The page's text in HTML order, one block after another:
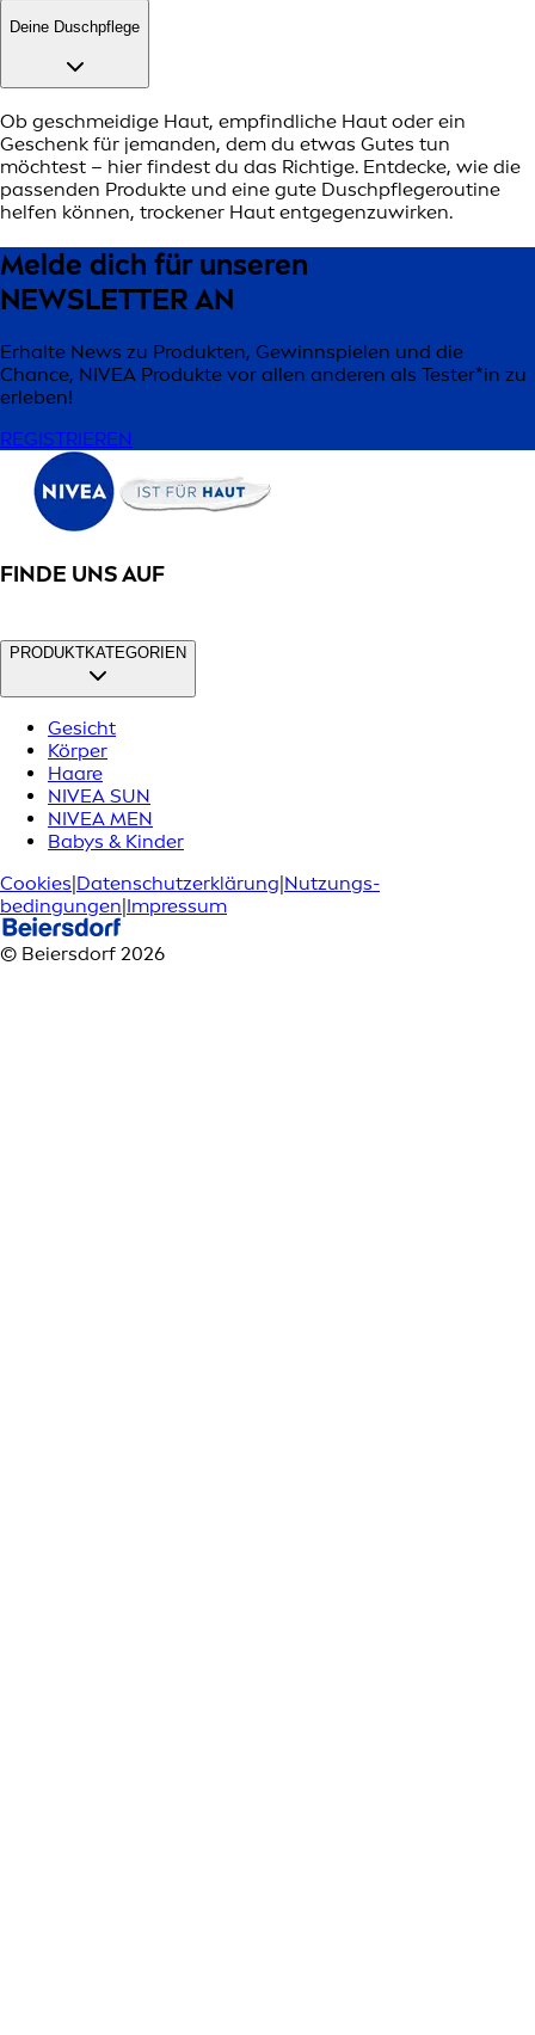
Deine Duschpflege
Ob geschmeidige Haut, empfindliche Haut oder ein
Geschenk für jemanden, dem du etwas Gutes tun
möchtest – hier findest du das Richtige. Entdecke, wie die
passenden Produkte und eine gute Duschpflegeroutine
helfen können, trockener Haut entgegenzuwirken.
Melde dich für unseren
NEWSLETTER AN
Erhalte News zu Produkten, Gewinnspielen und die
Chance, NIVEA Produkte vor allen anderen als Tester*in zu
erleben!
REGISTRIEREN
FINDE UNS AUF
PRODUKTKATEGORIEN
Gesicht
Körper
Haare
NIVEA SUN
NIVEA MEN
Babys & Kinder
Cookies Datenschutzerklärung Nutzungs­
bedingungen Impressum
© Beiersdorf 2026